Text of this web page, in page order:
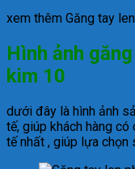
xem thêm Găng tay
Hình ảnh
kim 10
dưới đây là hình ảnh
tế, giúp khách hàng
tế nhất , giúp lựa chọn